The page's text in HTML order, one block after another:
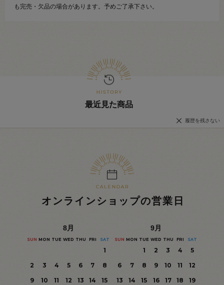
も完売・欠品の場合があります。予めご了承下さい。
最近見た商品
履歴を残さない
オンラインショップの営業日
8月
SUN MON TUE WED THU FRI SAT
1
2
3 4 5 6 7
8
9
10 11 12 13 14
15
9月
SUN MON TUE WED THU FRI SAT
1 2 3 4
5
6
7 8 9 10 11
12
13
14 15 16 17 18
19